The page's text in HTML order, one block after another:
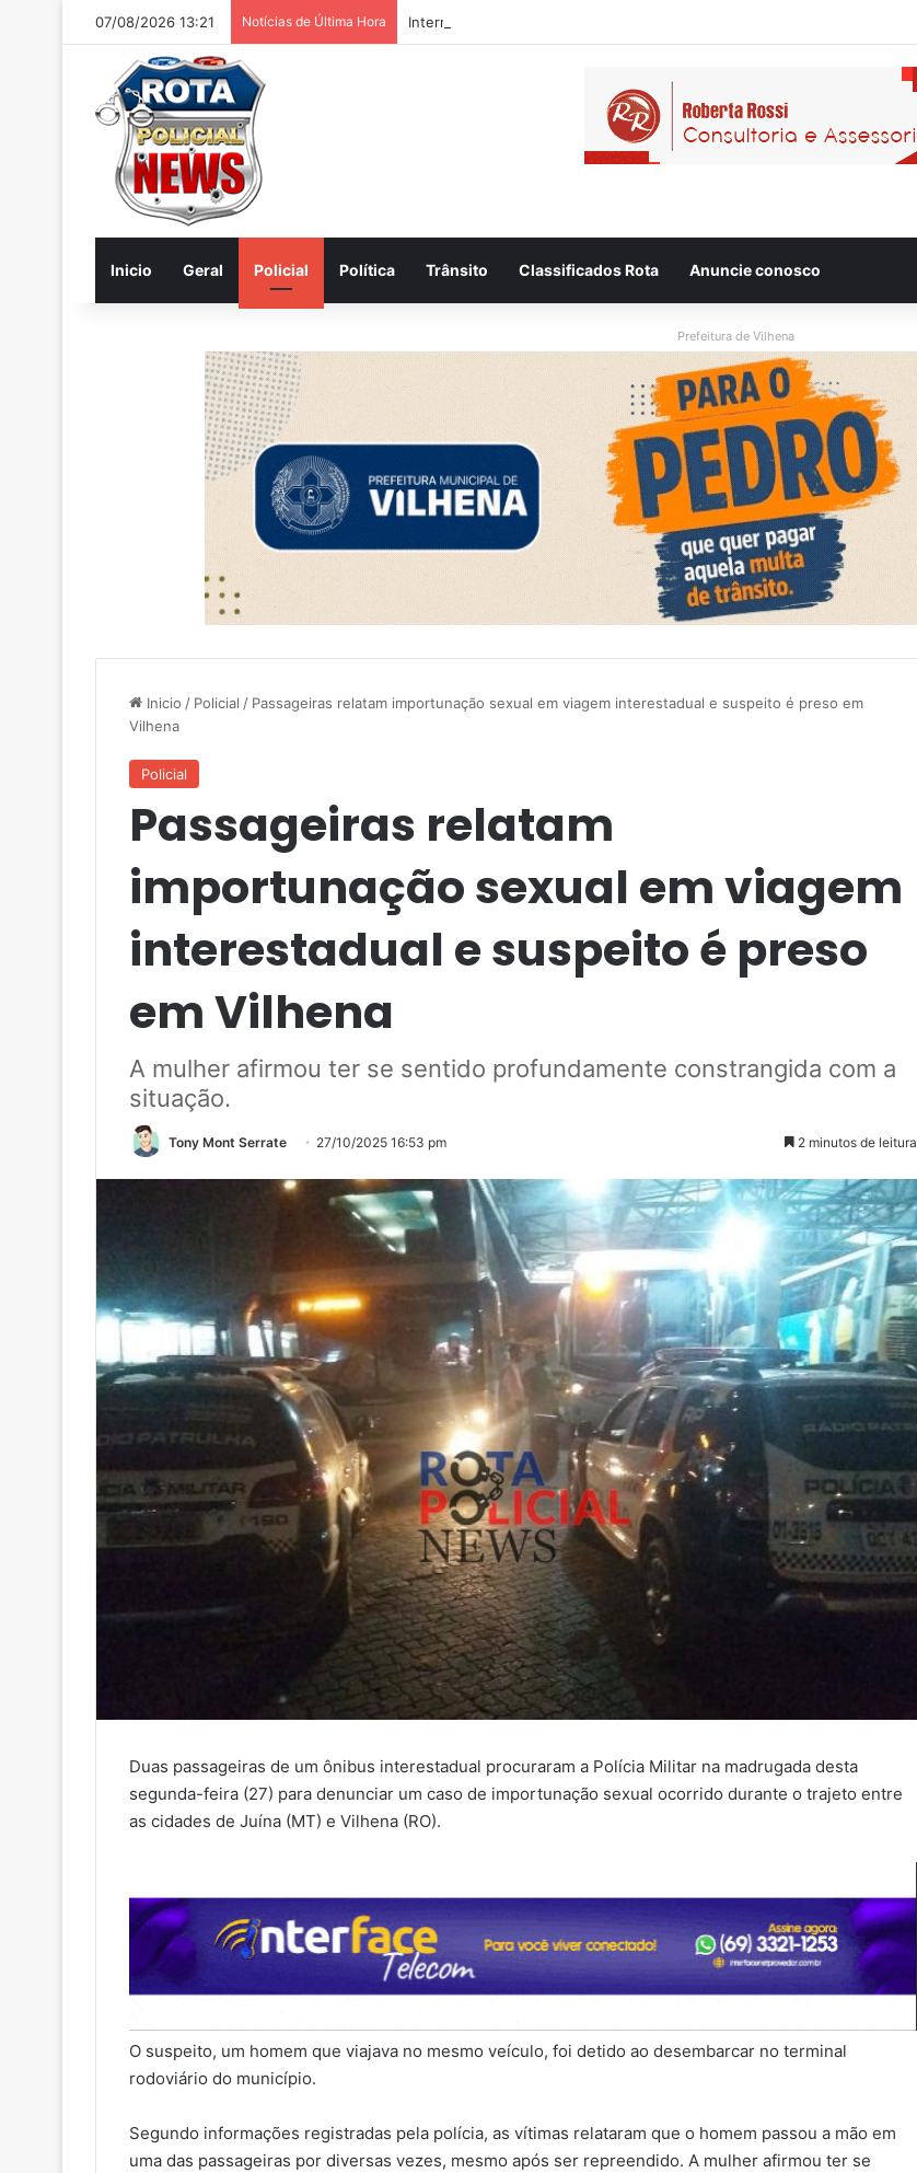
07/08/2026 13:21 Notícias de Última Hora Internautas flagram motociclista fugindo de viatura da PM em Vilhena/RO
Inicio Geral Policial Política Trânsito Classificados Rota Anuncie conosco
Prefeitura de Vilhena
Inicio / Policial / Passageiras relatam importunação sexual em viagem interestadual e suspeito é preso em
Vilhena
Policial
Passageiras relatam
importunação sexual em viagem
interestadual e suspeito é preso
em Vilhena
A mulher afirmou ter se sentido profundamente constrangida com a
situação.
Tony Mont Serrate 27/10/2025 16:53 pm 2 minutos de leitura
Duas passageiras de um ônibus interestadual procuraram a Polícia Militar na madrugada desta
segunda-feira (27) para denunciar um caso de importunação sexual ocorrido durante o trajeto entre
as cidades de Juína (MT) e Vilhena (RO).
O suspeito, um homem que viajava no mesmo veículo, foi detido ao desembarcar no terminal
rodoviário do município.
Segundo informações registradas pela polícia, as vítimas relataram que o homem passou a mão em
uma das passageiras por diversas vezes, mesmo após ser repreendido. A mulher afirmou ter se